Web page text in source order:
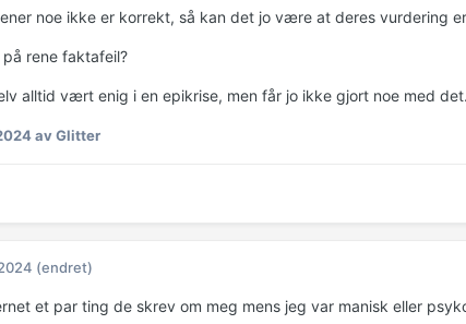
noe ikke er korrekt, så kan det jo være at deres vurdering
rene faktafeil?
alltid vært enig i en epikrise, men får jo ikke gjort noe med det.
av Glitter
(endret)
et par ting de skrev om meg mens jeg var manisk eller